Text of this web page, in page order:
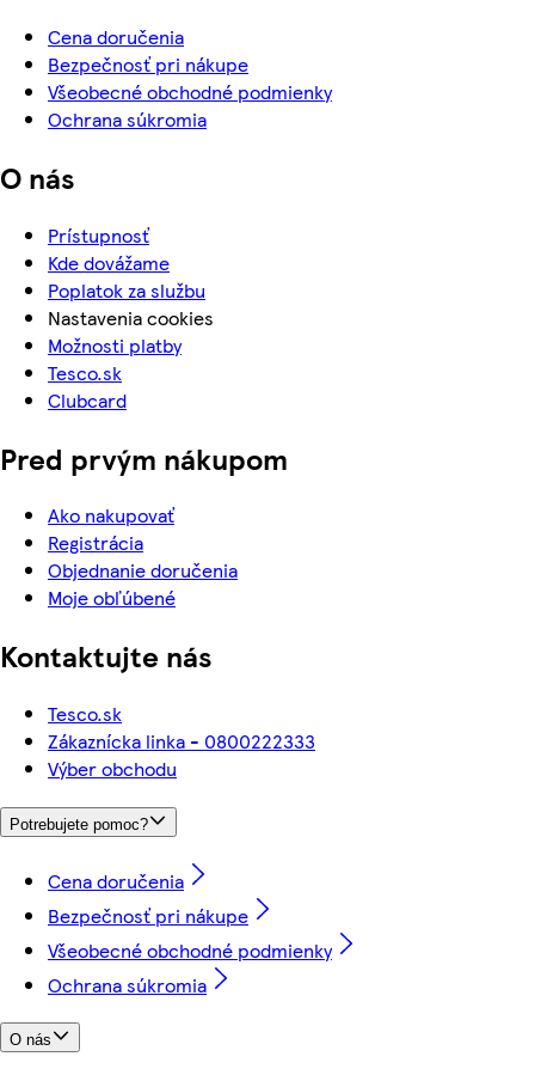
Cena doručenia
Bezpečnosť pri nákupe
Všeobecné obchodné podmienky
Ochrana súkromia
O nás
Prístupnosť
Kde dovážame
Poplatok za službu
Nastavenia cookies
Možnosti platby
Tesco.sk
Clubcard
Pred prvým nákupom
Ako nakupovať
Registrácia
Objednanie doručenia
Moje obľúbené
Kontaktujte nás
Tesco.sk
Zákaznícka linka - 0800222333
Výber obchodu
Potrebujete pomoc?
Cena doručenia
Bezpečnosť pri nákupe
Všeobecné obchodné podmienky
Ochrana súkromia
O nás